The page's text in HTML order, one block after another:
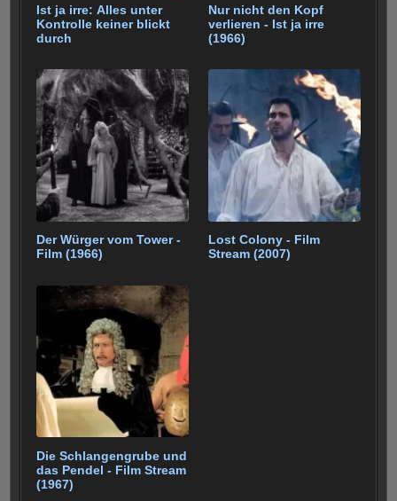
Ist ja irre: Alles unter
Kontrolle keiner blickt
durch
Nur nicht den Kopf
verlieren - Ist ja irre
(1966)
Der Würger vom Tower -
Film (1966)
Lost Colony - Film
Stream (2007)
Die Schlangengrube und
das Pendel - Film Stream
(1967)